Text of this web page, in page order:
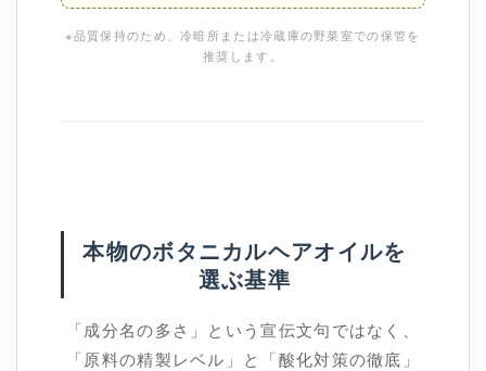
※品質保持のため、冷暗所または冷蔵庫の野菜室での保管を
推奨します。
本物のボタニカルヘアオイルを
選ぶ基準
「成分名の多さ」という宣伝文句ではなく、
「原料の精製レベル」と「酸化対策の徹底」